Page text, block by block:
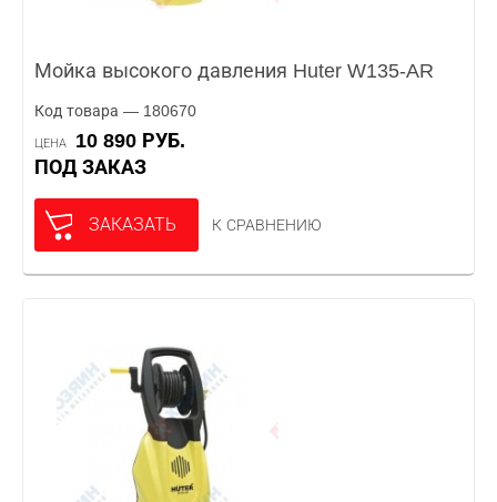
Мойка высокого давления Huter W135-AR
Код товара — 180670
ЦЕНА
10 890 РУБ.
ПОД ЗАКАЗ
ЗАКАЗАТЬ К СРАВНЕНИЮ